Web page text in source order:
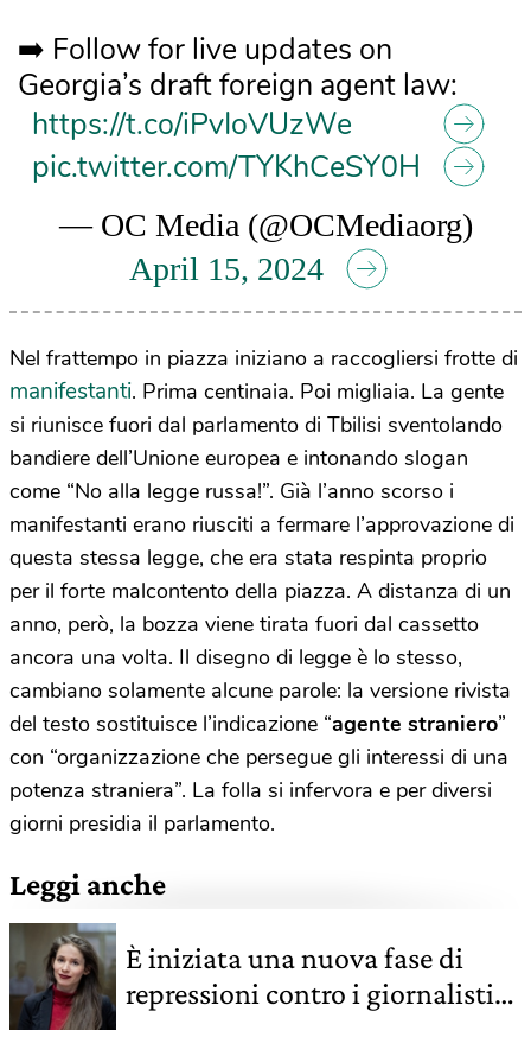
➡️ Follow for live updates on
Georgia’s draft foreign agent law:
https://t.co/iPvIoVUzWe
pic.twitter.com/TYKhCeSY0H
— OC Media (@OCMediaorg)
April 15, 2024
Nel frattempo in piazza iniziano a raccogliersi frotte di
manifestanti. Prima centinaia. Poi migliaia. La gente
si riunisce fuori dal parlamento di Tbilisi sventolando
bandiere dell’Unione europea e intonando slogan
come “No alla legge russa!”. Già l’anno scorso i
manifestanti erano riusciti a fermare l’approvazione di
questa stessa legge, che era stata respinta proprio
per il forte malcontento della piazza. A distanza di un
anno, però, la bozza viene tirata fuori dal cassetto
ancora una volta. Il disegno di legge è lo stesso,
cambiano solamente alcune parole: la versione rivista
del testo sostituisce l’indicazione “agente straniero”
con “organizzazione che persegue gli interessi di una
potenza straniera”. La folla si infervora e per diversi
giorni presidia il parlamento.
Leggi anche
È iniziata una nuova fase di
repressioni contro i giornalisti